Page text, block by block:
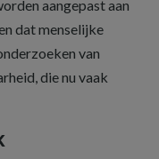
aangepast aan
dat menselijke
van
die nu vaak